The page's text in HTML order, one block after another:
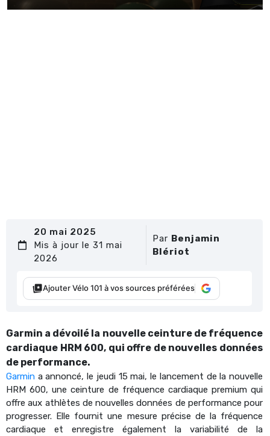
20 mai 2025
Mis à jour le 31 mai
2026
Par Benjamin
Blériot
Ajouter Vélo 101 à vos sources préférées
Garmin a dévoilé la nouvelle ceinture de fréquence
cardiaque HRM 600, qui offre de nouvelles données
de performance.
Garmin a annoncé, le jeudi 15 mai, le lancement de la nouvelle
HRM 600, une ceinture de fréquence cardiaque premium qui
offre aux athlètes de nouvelles données de performance pour
progresser. Elle fournit une mesure précise de la fréquence
cardiaque et enregistre également la variabilité de la